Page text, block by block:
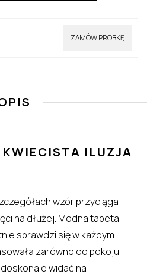
ZAMÓW PRÓBKĘ
ILUZJA
wzór przyciąga
na dłużej. Modna tapeta
sprawdzi się w każdym
zarówno do pokoju,
widać na